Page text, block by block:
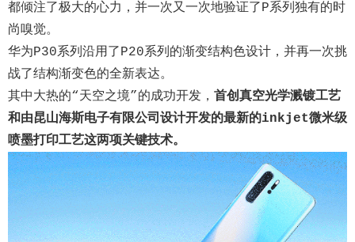
都倾注了极大的心力，并一次又一次地验证了P系列独有的时
尚嗅觉。
华为P30系列沿用了P20系列的渐变结构色设计，并再一次挑
战了结构渐变色的全新表达。
其中大热的“天空之境”的成功开发， 首创真空光学溅镀工艺
和由昆山海斯电子有限公司设计开发的最新的inkjet微米级
喷墨打印工艺这两项关键技术。